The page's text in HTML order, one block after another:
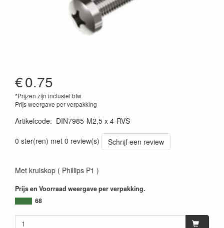
€0.75
*Prijzen zijn inclusief btw
Prijs weergave per verpakking
Artikelcode: DIN7985-M2,5 x 4-RVS
0 ster(ren) met 0 review(s)
Schrijf een review
Met kruiskop ( Phillips P1 )
Prijs en Voorraad weergave per verpakking.
68